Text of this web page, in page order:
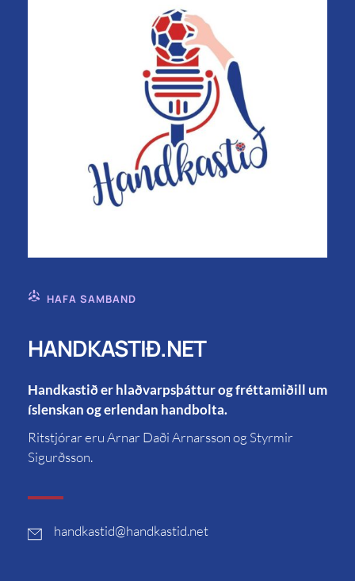
HAFA SAMBAND
HANDKASTIÐ.NET
Handkastið er hlaðvarpsþáttur og fréttamiðill um
íslenskan og erlendan handbolta.
Ritstjórar eru Arnar Daði Arnarsson og Styrmir
Sigurðsson.
handkastid@handkastid.net